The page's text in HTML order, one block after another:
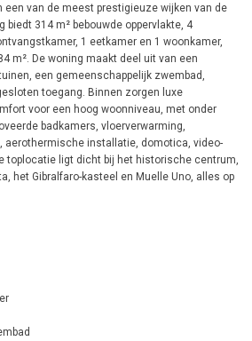
een van de meest prestigieuze wijken van de
biedt 314 m² bebouwde oppervlakte, 4
1 eetkamer en 1 woonkamer,
m². De woning maakt deel uit van een
een gemeenschappelijk zwembad,
toegang. Binnen zorgen luxe
voor een hoog woonniveau, met onder
badkamers, vloerverwarming,
aerothermische installatie, domotica, video-
toplocatie ligt dicht bij het historische centrum,
het Gibralfaro-kasteel en Muelle Uno, alles op